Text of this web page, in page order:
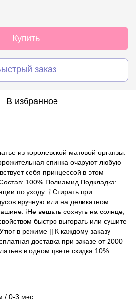
Купить
заказ
В избранное
из королевской матовой органзы.
спинка очаруют любую
себя принцессой в этом
100% Полиамид Подкладка:
по уходу: ❕ Стирать при
вручную или на деликатном
❕Не вешать сохнуть на солнце,
быстро выгорать или сушите
в режиме || К каждому заказу
доставка при заказе от 2000
в одном цвете скидка 10%
/ 0-3 мес